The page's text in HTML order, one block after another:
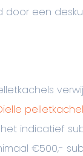
een
indicatief
€500,-